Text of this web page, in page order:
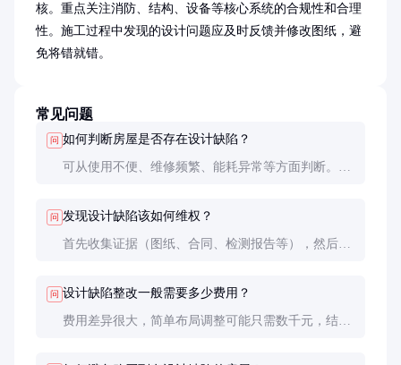
核。重点关注消防、结构、设备等核心系统的合规性和合理
性。施工过程中发现的设计问题应及时反馈并修改图纸，避
免将错就错。
常见问题
问 如何判断房屋是否存在设计缺陷？
可从使用不便、维修频繁、能耗异常等方面判断。专
问 发现设计缺陷该如何维权？
首先收集证据（图纸、合同、检测报告等），然后与
问 设计缺陷整改一般需要多少费用？
费用差异很大，简单布局调整可能只需数千元，结构